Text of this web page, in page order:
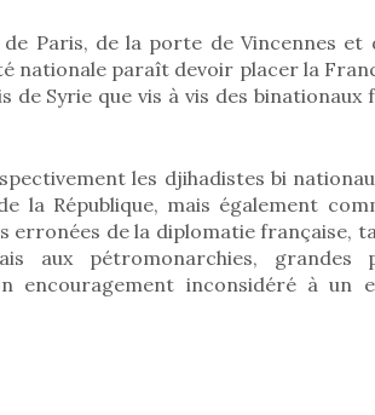
Paris, de la porte de Vincennes et
nationale paraît devoir placer la
de Syrie que vis à vis des
les djihadistes bi
la République, mais également
erronées de la diplomatie française,
aux pétromonarchies, grandes
encouragement inconsidéré à un